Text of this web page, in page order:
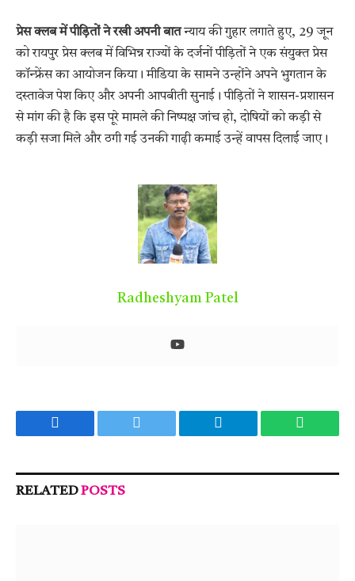
प्रेस क्लब में पीड़ितों ने रखी अपनी बातन्याय की गुहार लगाते हुए, 29 जून
को रायपुर प्रेस क्लब में विभिन्न राज्यों के दर्जनों पीड़ितों ने एक संयुक्त प्रेस
कॉन्फ्रेंस का आयोजन किया। मीडिया के सामने उन्होंने अपने भुगतान के
दस्तावेज पेश किए और अपनी आपबीती सुनाई। पीड़ितों ने शासन-प्रशासन
से मांग की है कि इस पूरे मामले की निष्पक्ष जांच हो, दोषियों को कड़ी से
कड़ी सजा मिले और ठगी गई उनकी गाढ़ी कमाई उन्हें वापस दिलाई जाए।
Radheshyam Patel
Facebook Twitter Telegram
RELATEDPOSTS